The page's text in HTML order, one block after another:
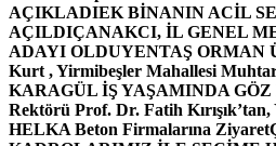
AÇIKLADIEK BİNANIN ACİL
AÇILDIÇANAKCI, İL GENEL
ADAYI OLDUYENTAŞ ORMAN
Kurt , Yirmibeşler Mahallesi
KARAGÜL İŞ YAŞAMINDA
Rektörü Prof. Dr. Fatih
HELKA Beton Firmalarına Ziyaret